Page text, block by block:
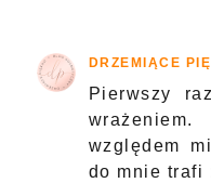
DRZEMIĄCE
Pierwszy
względem
do mnie trafi